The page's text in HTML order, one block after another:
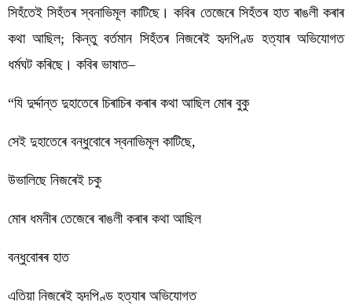
সিহঁতেই সিহঁতৰ স্বনাভিমূল কাটিছে। কবিৰ তেজেৰে সিহঁতৰ হাত ৰাঙলী কৰাৰ
কথা আছিল; কিন্তু বৰ্তমান সিহঁতৰ নিজৰেই হৃদপিণ্ড হত্যাৰ অভিযোগত
ধৰ্মঘট কৰিছে। কবিৰ ভাষাত–
“যি দুৰ্দ্দান্ত দুহাতেৰে চিৰাচিৰ কৰাৰ কথা আছিল মোৰ বুকু
সেই দুহাতেৰে বন্ধুবোৰে স্বনাভিমূল কাটিছে,
উভালিছে নিজৰেই চকু
মোৰ ধমনীৰ তেজেৰে ৰাঙলী কৰাৰ কথা আছিল
বন্ধুবোৰৰ হাত
এতিয়া নিজৰেই হৃদপিণ্ড হত্যাৰ অভিযোগত